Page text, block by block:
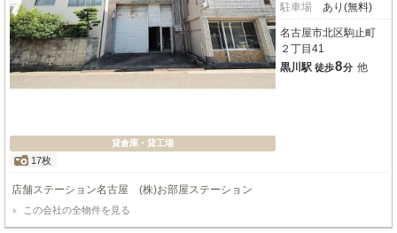
貸倉庫・貸工場
17枚
駐車場
あり(無料)
名古屋市北区駒止町
２丁目41
黒川駅 徒歩8分 他
店舗ステーション名古屋 (株)お部屋ステーション
この会社の全物件を見る